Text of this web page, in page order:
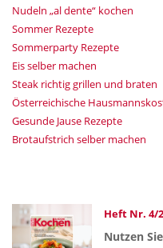
Nudeln „al dente“ kochen
Sommer Rezepte
Sommerparty Rezepte
Eis selber machen
Steak richtig grillen und braten
Österreichische
Gesunde Jause Rezepte
Brotaufstrich selber machen
Heft Nr. 4/
Nutzen